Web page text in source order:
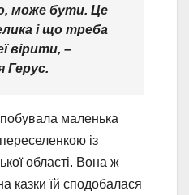
може бути. Це
і що треба
вірити, –
Герус.
маленька
із
області. Вона ж
казки їй сподобалася